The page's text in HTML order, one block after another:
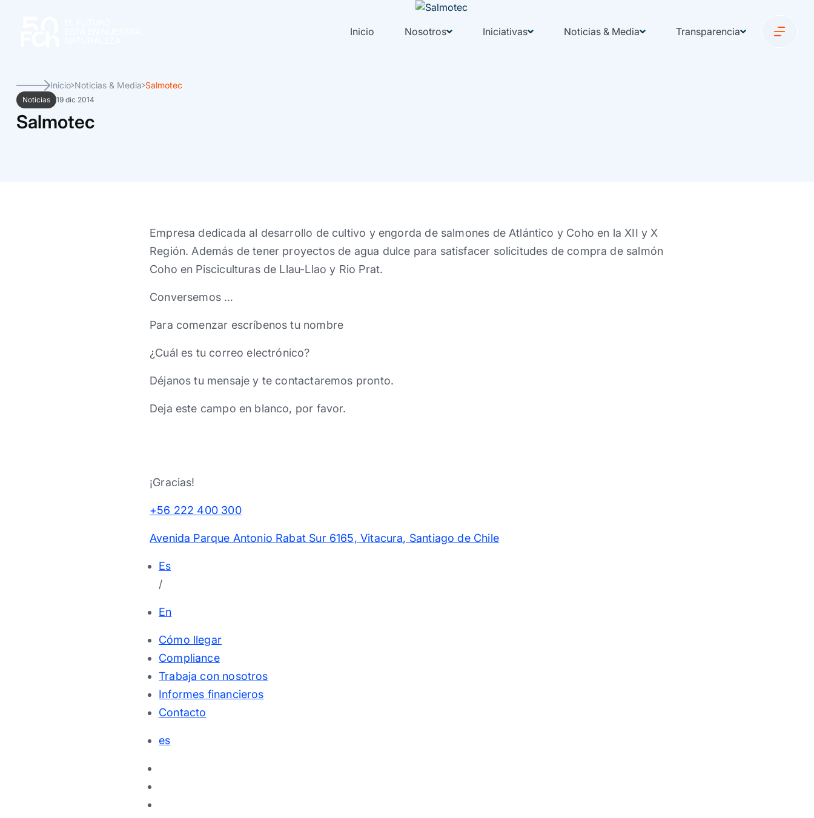
Inicio Nosotros Iniciativas Noticias & Media Transparencia
Inicio Noticias & Media Salmotec
Noticias 19 dic 2014
Salmotec
Empresa dedicada al desarrollo de cultivo y engorda de salmones de Atlántico y Coho en la XII y X
Región. Además de tener proyectos de agua dulce para satisfacer solicitudes de compra de salmón
Coho en Pisciculturas de Llau-Llao y Rio Prat.
Conversemos …
Para comenzar escríbenos tu nombre
¿Cuál es tu correo electrónico?
Déjanos tu mensaje y te contactaremos pronto.
Deja este campo en blanco, por favor.
¡Gracias!
+56 222 400 300
Avenida Parque Antonio Rabat Sur 6165, Vitacura, Santiago de Chile
Es
/
En
Cómo llegar
Compliance
Trabaja con nosotros
Informes financieros
Contacto
es